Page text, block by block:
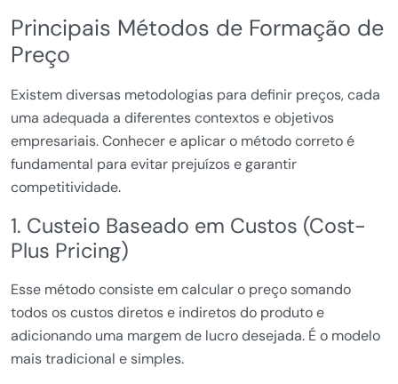
Principais Métodos de Formação de
Preço
Existem diversas metodologias para definir preços, cada
uma adequada a diferentes contextos e objetivos
empresariais. Conhecer e aplicar o método correto é
fundamental para evitar prejuízos e garantir
competitividade.
1. Custeio Baseado em Custos (Cost-
Plus Pricing)
Esse método consiste em calcular o preço somando
todos os custos diretos e indiretos do produto e
adicionando uma margem de lucro desejada. É o modelo
mais tradicional e simples.